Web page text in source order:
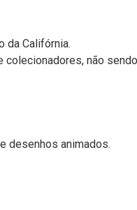
da Califórnia.
não
desenhos animados.